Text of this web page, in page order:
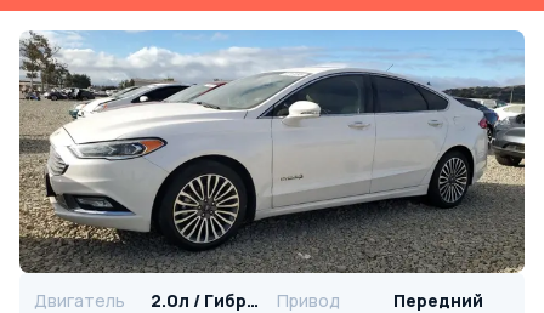
Двигатель 2.0л / Гибрид Привод
Передний